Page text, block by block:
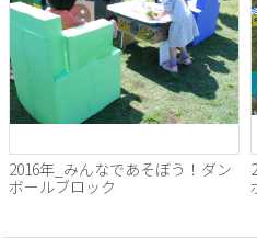
2016年_みんなであそぼう！ダン
ボールブロック